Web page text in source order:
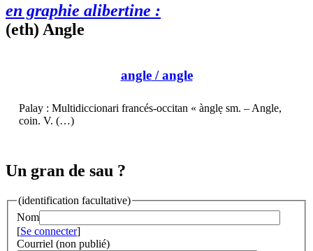
en graphie alibertine :
(eth) Angle
angle/ angle
Palay : Multidiccionari francés-occitan « ànglẹ sm. – Angle,
coin. V. (…)
Un gran de sau ?
(identification facultative)
Nom
[Se connecter]
Courriel (non publié)